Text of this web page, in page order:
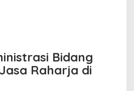
Bidang
Raharja di